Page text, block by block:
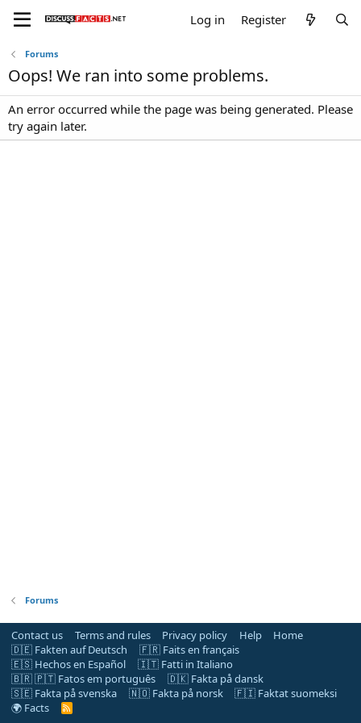
Log in Register
Forums
Oops! We ran into some problems.
An error occurred while the page was being generated. Please
try again later.
Forums
Contact us Terms and rules Privacy policy Help
Home
🇩🇪 Fakten auf Deutsch
🇫🇷 Faits en français
🇪🇸 Hechos en Español
🇮🇹 Fatti in Italiano
🇧🇷 🇵🇹 Fatos em português
🇩🇰 Fakta på dansk
🇸🇪 Fakta på svenska
🇳🇴 Fakta på norsk
🇫🇮 Faktat suomeksi
🌍 Facts
R